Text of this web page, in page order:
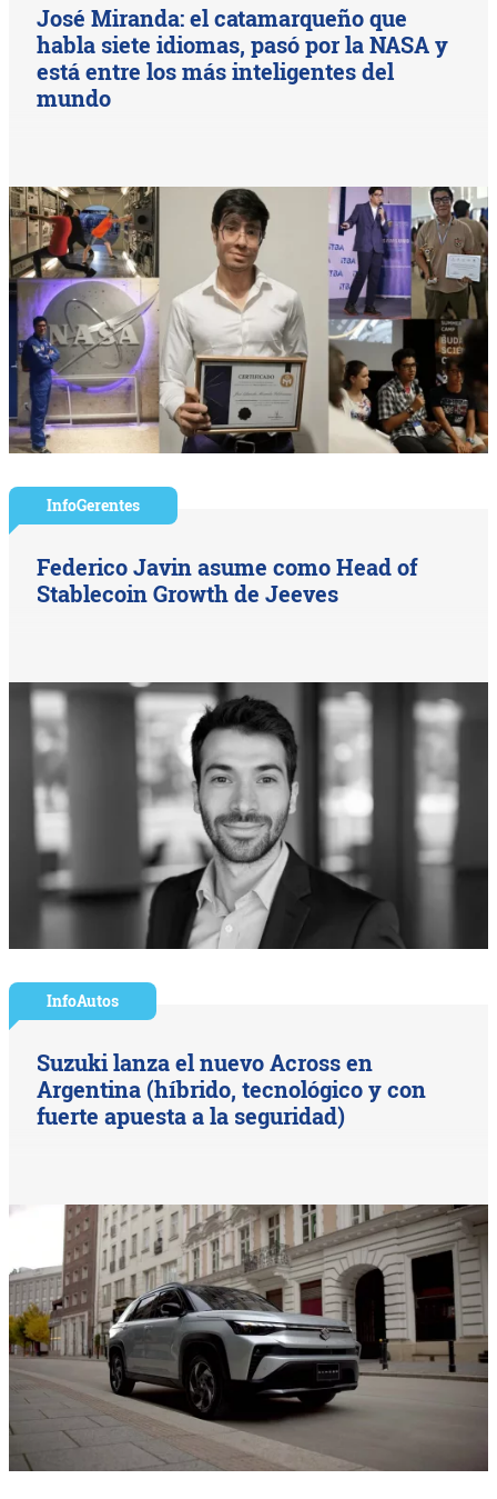
José Miranda: el catamarqueño que
habla siete idiomas, pasó por la NASA y
está entre los más inteligentes del
mundo
InfoGerentes
Federico Javin asume como Head of
Stablecoin Growth de Jeeves
InfoAutos
Suzuki lanza el nuevo Across en
Argentina (híbrido, tecnológico y con
fuerte apuesta a la seguridad)